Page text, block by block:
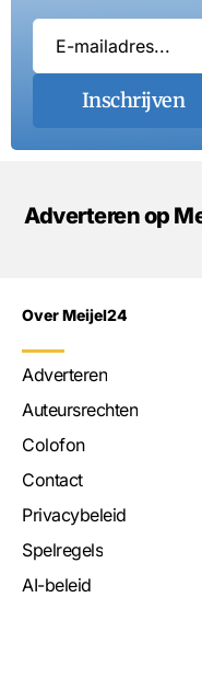
Inschrijven
Adverteren op
Over Meijel24
Adverteren
Auteursrechten
Colofon
Contact
Privacybeleid
Spelregels
AI-beleid